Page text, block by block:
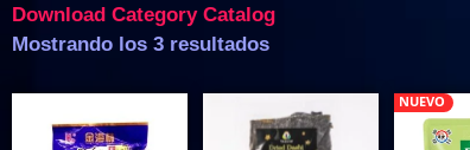
Download Category Catalog
Mostrando los 3 resultados
NUEVO